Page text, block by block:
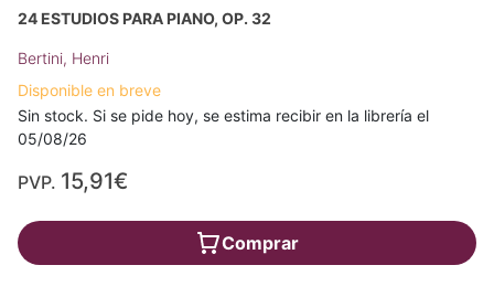
24 ESTUDIOS PARA PIANO, OP. 32
Bertini, Henri
Disponible en breve
Sin stock. Si se pide hoy, se estima recibir en la librería el
05/08/26
PVP. 15,91€
Comprar